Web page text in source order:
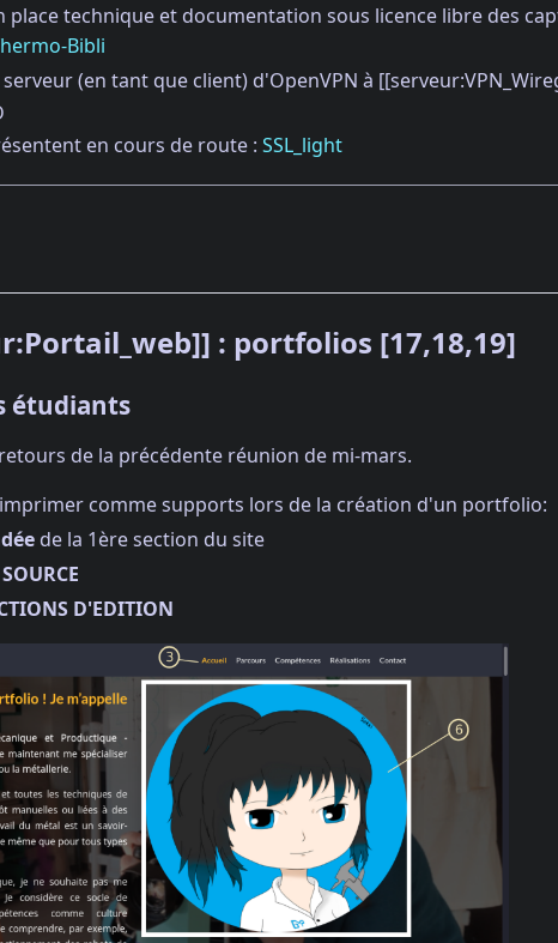
place technique et documentation sous licence libre des
Bibli
(en tant que client) d'OpenVPN à
en cours de route : SSL_light
: portfolios [17,18,19]
étudiants
de la précédente réunion de mi-mars.
imprimer comme supports lors de la création d'un portfolio:
de la 1ère section du site
D'EDITION